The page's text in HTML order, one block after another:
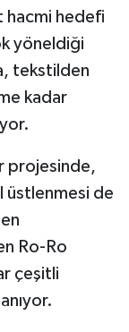
hacmi hedefi
yöneldiği
tekstilden
kadar
projesinde,
üstlenmesi de
Ro-Ro
çeşitli